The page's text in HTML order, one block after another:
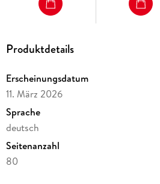
Produktdetails
Erscheinungsdatum
11. März 2026
Sprache
deutsch
Seitenanzahl
80